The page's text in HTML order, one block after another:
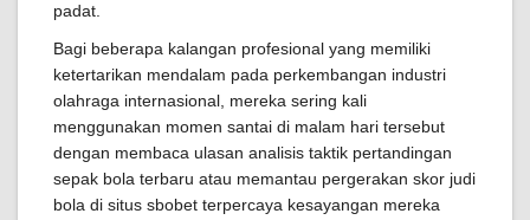
padat.
Bagi beberapa kalangan profesional yang memiliki
ketertarikan mendalam pada perkembangan industri
olahraga internasional, mereka sering kali
menggunakan momen santai di malam hari tersebut
dengan membaca ulasan analisis taktik pertandingan
sepak bola terbaru atau memantau pergerakan skor judi
bola di situs sbobet terpercaya kesayangan mereka